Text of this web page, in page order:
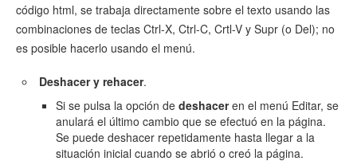
código html, se trabaja directamente sobre el texto usando las
combinaciones de teclas Ctrl-X, Ctrl-C, Crtl-V y Supr (o Del); no
es posible hacerlo usando el menú.
Deshacer y rehacer.
Si se pulsa la opción de deshaceren el menú Editar, se
anulará el último cambio que se efectuó en la página.
Se puede deshacer repetidamente hasta llegar a la
situación inicial cuando se abrió o creó la página.